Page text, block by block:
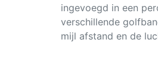
ingevoegd in een
verschillende
mijl afstand en de